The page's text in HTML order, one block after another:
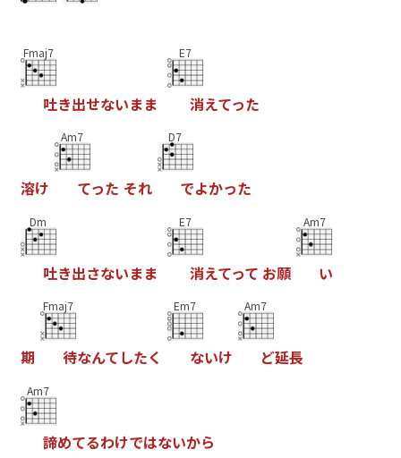
Fmaj7
吐き出せないまま
E7
消えてった
溶け
Am7
てった それ
D7
でよかった
Dm
吐き出さないまま
E7
消えてって お願
Am7
い
期
Fmaj7
待なんてしたく
Em7
ないけ
Am7
ど延長
Am7
諦めてるわけではないから